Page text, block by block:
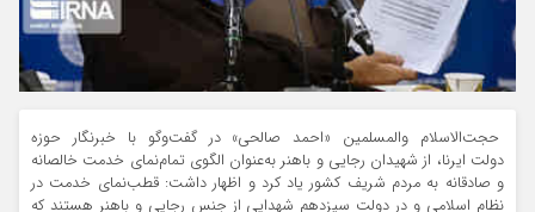
حجت‌الاسلام والمسلمین «احمد صالحی» در گفت‌وگو با خبرنگار حوزه
دولت ایرنا، از شهیدان رجایی و باهنر به‌عنوان الگوی تمام‌نمای خدمت خالصانه
و صادقانه به مردم شریف کشور یاد کرد و اظهار داشت: قطب‌نمای خدمت در
نظام اسلامی و در دولت سیزدهم شهدایی از جنس رجایی و باهنر هستند که